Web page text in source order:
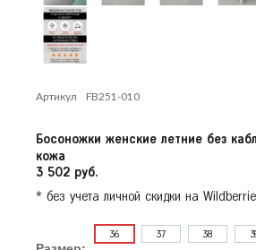
Липецк
Нижний Новгород
Омск
Пермь
Ростов-на-Дону
Рязань
Самара
Артикул FB251-010
Босоножки женские летние без
кожа
3 502 руб.
* без учета личной скидки на
36 37 38